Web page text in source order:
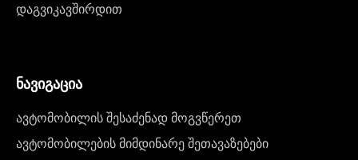
დაგვიკავშირდით
ნავიგაცია
ავტომობილის შესაძენად მოგვწერეთ
ავტომობილების მიმდინარე შეთავაზებები